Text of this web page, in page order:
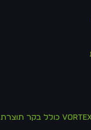
משאבה נירוסטה יניקה עצמית VORTEX כולל בקר תוצרת